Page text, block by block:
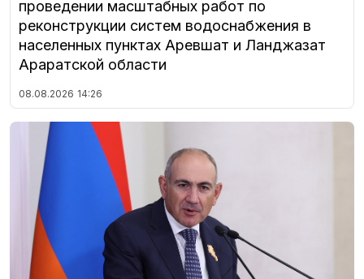
проведении масштабных работ по
реконструкции систем водоснабжения в
населенных пунктах Аревшат и Ланджазат
Араратской области
08.08.2026 14:26